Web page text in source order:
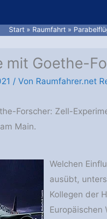
Start Raumfahrt
mit Goethe-
/ Von Raumfahrer.net
Forscher: Zell-
Main.
Welchen
ausübt,
Kollegen der
Europäischen